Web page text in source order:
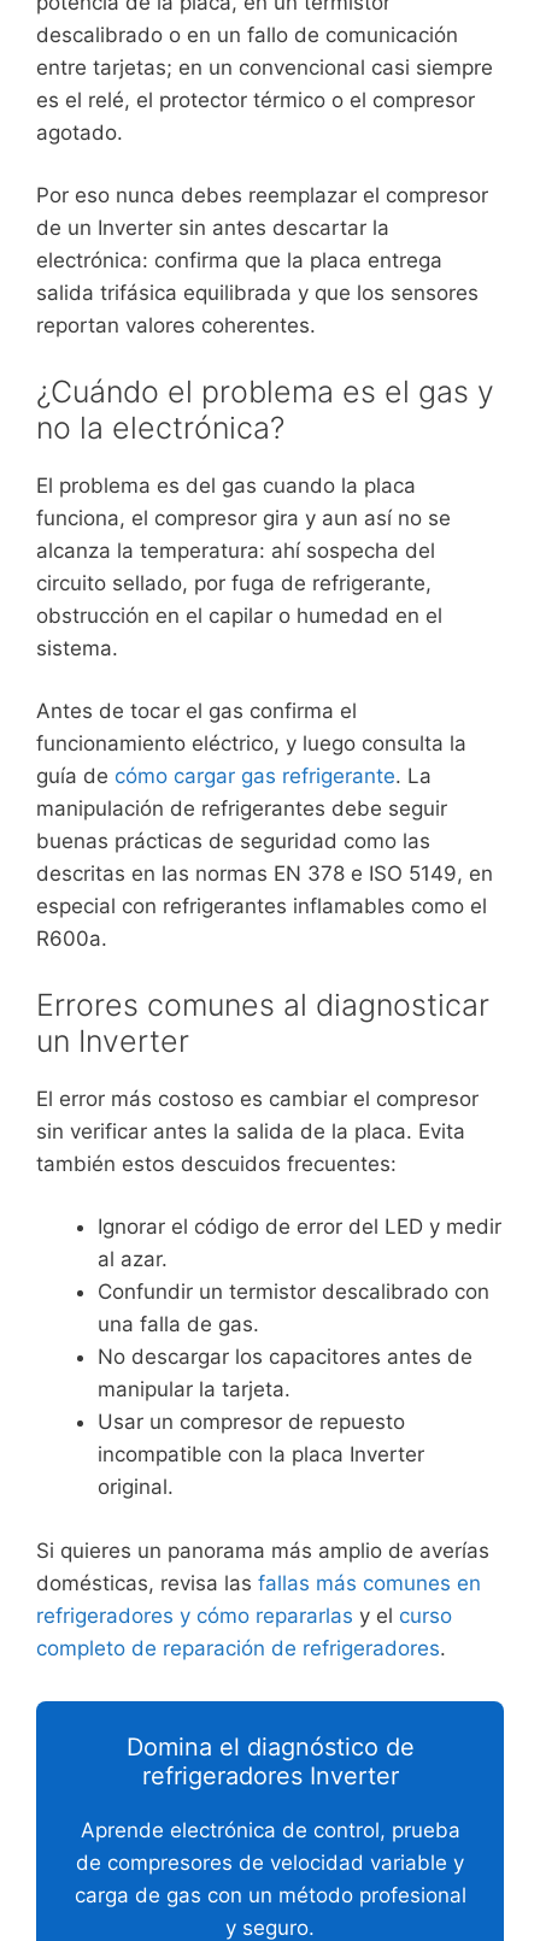
descalibrado o en un fallo de comunicación
entre tarjetas; en un convencional casi siempre
es el relé, el protector térmico o el compresor
agotado.
Por eso nunca debes reemplazar el compresor
de un Inverter sin antes descartar la
electrónica: confirma que la placa entrega
salida trifásica equilibrada y que los sensores
reportan valores coherentes.
¿Cuándo el problema es el gas y
no la electrónica?
El problema es del gas cuando la placa
funciona, el compresor gira y aun así no se
alcanza la temperatura: ahí sospecha del
circuito sellado, por fuga de refrigerante,
obstrucción en el capilar o humedad en el
sistema.
Antes de tocar el gas confirma el
funcionamiento eléctrico, y luego consulta la
guía de cómo cargar gas refrigerante. La
manipulación de refrigerantes debe seguir
buenas prácticas de seguridad como las
descritas en las normas EN 378 e ISO 5149, en
especial con refrigerantes inflamables como el
R600a.
Errores comunes al diagnosticar
un Inverter
El error más costoso es cambiar el compresor
sin verificar antes la salida de la placa. Evita
también estos descuidos frecuentes:
Ignorar el código de error del LED y medir
al azar.
Confundir un termistor descalibrado con
una falla de gas.
No descargar los capacitores antes de
manipular la tarjeta.
Usar un compresor de repuesto
incompatible con la placa Inverter
original.
Si quieres un panorama más amplio de averías
domésticas, revisa las fallas más comunes en
refrigeradores y cómo repararlas y el curso
completo de reparación de refrigeradores.
Domina el diagnóstico de
refrigeradores Inverter
Aprende electrónica de control, prueba
de compresores de velocidad variable y
carga de gas con un método profesional
y seguro.